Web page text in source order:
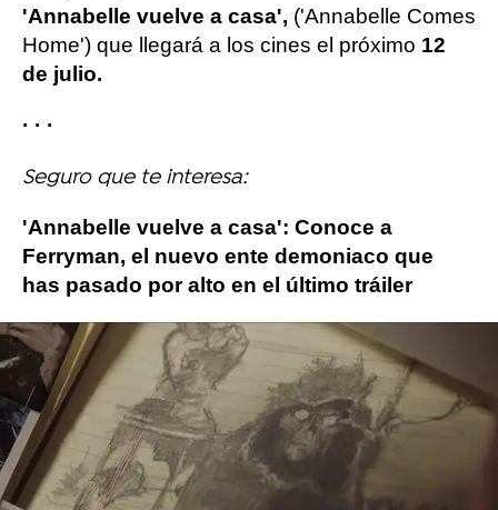
'Annabelle vuelve a casa', ('Annabelle Comes
Home') que llegará a los cines el próximo 12
de julio.
· · ·
Seguro que te interesa:
'Annabelle vuelve a casa': Conoce a
Ferryman, el nuevo ente demoniaco que
has pasado por alto en el último tráiler